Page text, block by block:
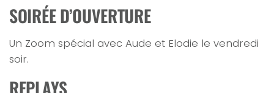
SOIRÉE D’OUVERTURE
Un Zoom spécial avec Aude et Elodie le vendredi
soir.
REPLAYS